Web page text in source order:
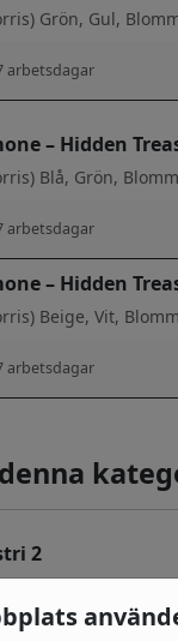
Grön, Gul,
arbetsdagar
– Hidden
Blå, Grön,
arbetsdagar
– Hidden
Beige, Vit,
arbetsdagar
2
Grå, Sten, betong
& trä